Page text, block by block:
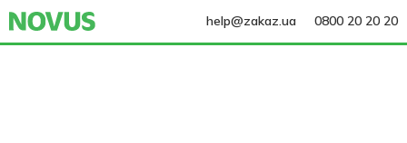
help@zakaz.ua 0800 20 20 20